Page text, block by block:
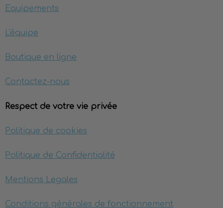
Equipements
L'équipe
Boutique en ligne
Contactez-nous
Respect de votre vie privée
Politique de cookies
Politique de Confidentialité
Mentions Legales
Conditions générales de fonctionnement